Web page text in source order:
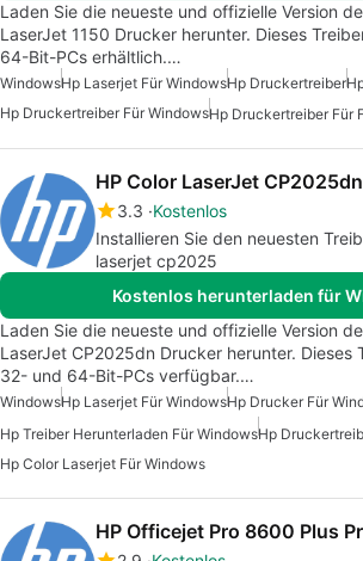
Laden Sie die neueste und offizielle Version
LaserJet 1150 Drucker herunter. Dieses
64-Bit-PCs erhältlich.…
WindowsHp Laserjet Für WindowsHp Druckertreiber
Hp Druckertreiber Für WindowsHp Druckertreiber Für
HP Color LaserJet
3.3 Kostenlos
Installieren Sie den neuesten
laserjet cp2025
Kostenlos herunterladen für
Laden Sie die neueste und offizielle Version
LaserJet CP2025dn Drucker herunter. Dieses
32- und 64-Bit-PCs verfügbar.…
WindowsHp Laserjet Für WindowsHp Drucker Für
Hp Treiber Herunterladen Für WindowsHp
Hp Color Laserjet Für Windows
HP Officejet Pro 8600 Plus